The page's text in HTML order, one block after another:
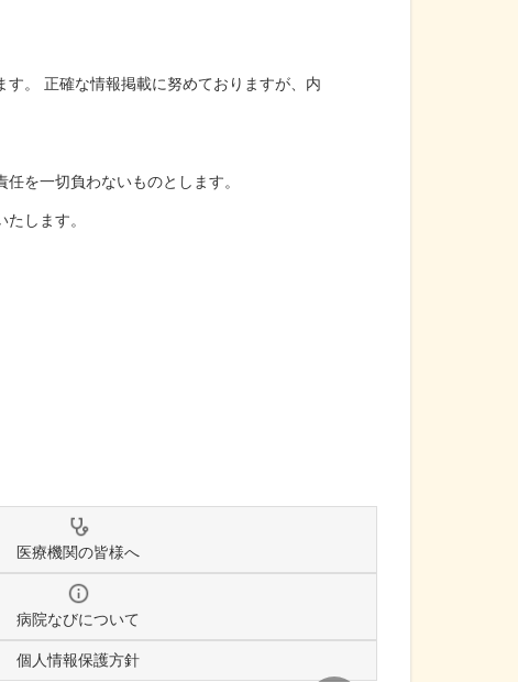
す。 正確な情報掲載に努めておりますが、内
任を一切負わないものとします。
します。
医療機関の皆様へ
病院なびについて
個人情報保護方針